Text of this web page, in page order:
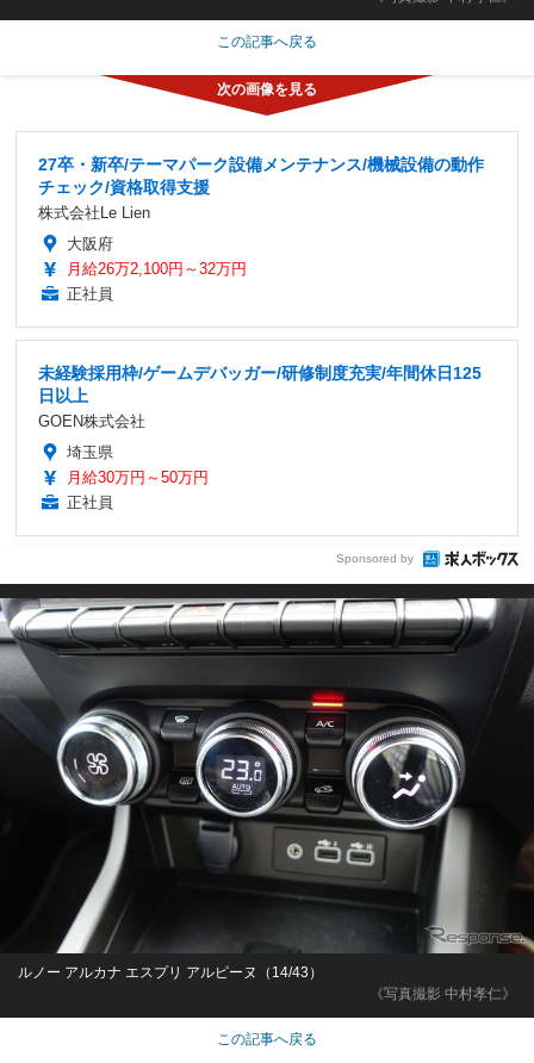
この記事へ戻る
27卒・新卒/テーマパーク設備メンテナンス/機械設備の動作
チェック/資格取得支援
株式会社Le Lien
大阪府
月給26万2,100円～32万円
正社員
未経験採用枠/ゲームデバッガー/研修制度充実/年間休日125
日以上
GOEN株式会社
埼玉県
月給30万円～50万円
正社員
Sponsored by
《写真撮影 中村孝仁》
ルノー アルカナ エスプリ アルピーヌ（14/43）
この記事へ戻る